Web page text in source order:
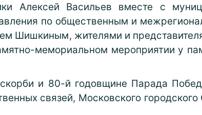
Алексей Васильев вместе с
по общественным и
Шишкиным, жителями и
мемориальном мероприятии у
и 80-й годовщине Парада
связей, Московского